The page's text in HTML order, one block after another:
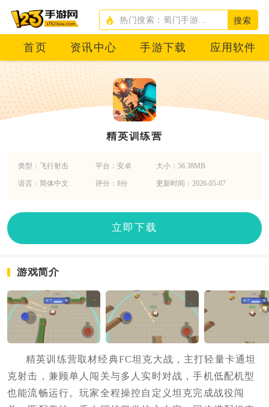
搜索
首页 资讯中心 手游下载 应用软件
精英训练营
类型：飞行射击 平台：安卓 大小：56.38MB
语言：简体中文 评分：8分 更新时间：2026-05-07
立即下载
游戏简介
精英训练营取材经典FC坦克大战，主打轻量卡通坦
克射击，兼顾单人闯关与多人实时对战，手机低配机型
也能流畅运行。玩家全程操控自定义坦克完成战役闯